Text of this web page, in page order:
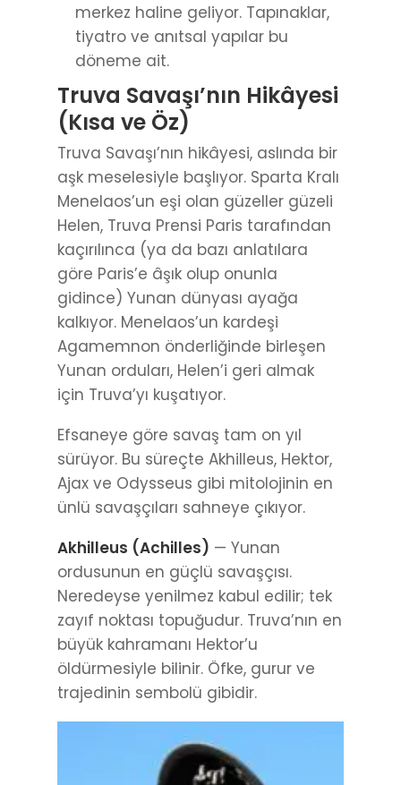
merkez haline geliyor. Tapınaklar,
tiyatro ve anıtsal yapılar bu
döneme ait.
Truva Savaşı’nın Hikâyesi
(Kısa ve Öz)
Truva Savaşı’nın hikâyesi, aslında bir
aşk meselesiyle başlıyor. Sparta Kralı
Menelaos’un eşi olan güzeller güzeli
Helen, Truva Prensi Paris tarafından
kaçırılınca (ya da bazı anlatılara
göre Paris’e âşık olup onunla
gidince) Yunan dünyası ayağa
kalkıyor. Menelaos’un kardeşi
Agamemnon önderliğinde birleşen
Yunan orduları, Helen’i geri almak
için Truva’yı kuşatıyor.
Efsaneye göre savaş tam on yıl
sürüyor. Bu süreçte Akhilleus, Hektor,
Ajax ve Odysseus gibi mitolojinin en
ünlü savaşçıları sahneye çıkıyor.
Akhilleus (Achilles) — Yunan
ordusunun en güçlü savaşçısı.
Neredeyse yenilmez kabul edilir; tek
zayıf noktası topuğudur. Truva’nın en
büyük kahramanı Hektor’u
öldürmesiyle bilinir. Öfke, gurur ve
trajedinin sembolü gibidir.